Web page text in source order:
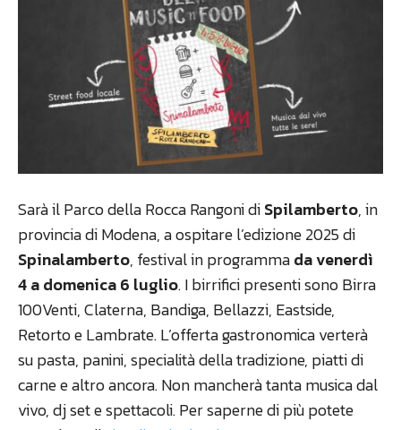
Sarà il Parco della Rocca Rangoni diSpilamberto, in
provincia di Modena, a ospitare l’edizione 2025 di
Spinalamberto, festival in programmada venerdì
4 a domenica 6 luglio. I birrifici presenti sono Birra
100Venti, Claterna, Bandiga, Bellazzi, Eastside,
Retorto e Lambrate. L’offerta gastronomica verterà
su pasta, panini, specialità della tradizione, piatti di
carne e altro ancora. Non mancherà tanta musica dal
vivo, dj set e spettacoli. Per saperne di più potete